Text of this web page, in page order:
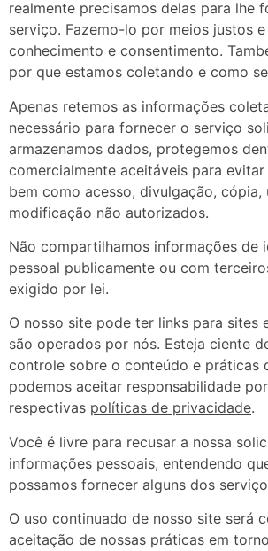
realmente precisamos delas para lhe
serviço. Fazemo-lo por meios justos
conhecimento e consentimento.
por que estamos coletando e como
Apenas retemos as informações
necessário para fornecer o serviço
armazenamos dados, protegemos
comercialmente aceitáveis ​​para
bem como acesso, divulgação, cópia,
modificação não autorizados.
Não compartilhamos informações de
pessoal publicamente ou com
exigido por lei.
O nosso site pode ter links para sites
são operados por nós. Esteja ciente
controle sobre o conteúdo e práticas
podemos aceitar responsabilidade
respectivas políticas de privacidade.
Você é livre para recusar a nossa
informações pessoais, entendendo
possamos fornecer alguns dos
O uso continuado de nosso site será
aceitação de nossas práticas em